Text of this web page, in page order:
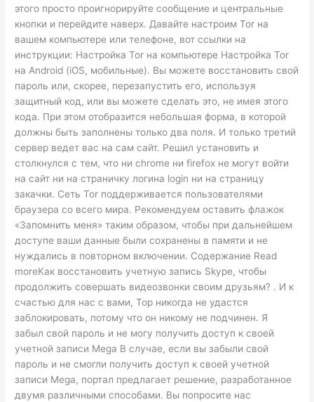
этого просто проигнорируйте сообщение и центральные
кнопки и перейдите наверх. Давайте настроим Tor на
вашем компьютере или телефоне, вот ссылки на
инструкции: Настройка Tor на компьютере Настройка Tor
на Android (iOS, мобильные). Вы можете восстановить свой
пароль или, скорее, перезапустить его, используя
защитный код, или вы можете сделать это, не имея этого
кода. При этом отобразится небольшая форма, в которой
должны быть заполнены только два поля. И только третий
сервер ведет вас на сам сайт. Решил установить и
столкнулся с тем, что ни chrome ни firefox не могут войти
на сайт ни на страничку логина login ни на страницу
закачки. Сеть Tor поддерживается пользователями
браузера со всего мира. Рекомендуем оставить флажок
«Запомнить меня» таким образом, чтобы при дальнейшем
доступе ваши данные были сохранены в памяти и не
нуждались в повторном включении. Содержание Read
moreКак восстановить учетную запись Skype, чтобы
продолжить совершать видеозвонки своим друзьям? . И к
счастью для нас с вами, Тор никогда не удастся
заблокировать, потому что он никому не подчинен. Я
забыл свой пароль и не могу получить доступ к своей
учетной записи Mega В случае, если вы забыли свой
пароль и не смогли получить доступ к своей учетной
записи Mega, портал предлагает решение, разработанное
двумя различными способами. Вы попросите нас